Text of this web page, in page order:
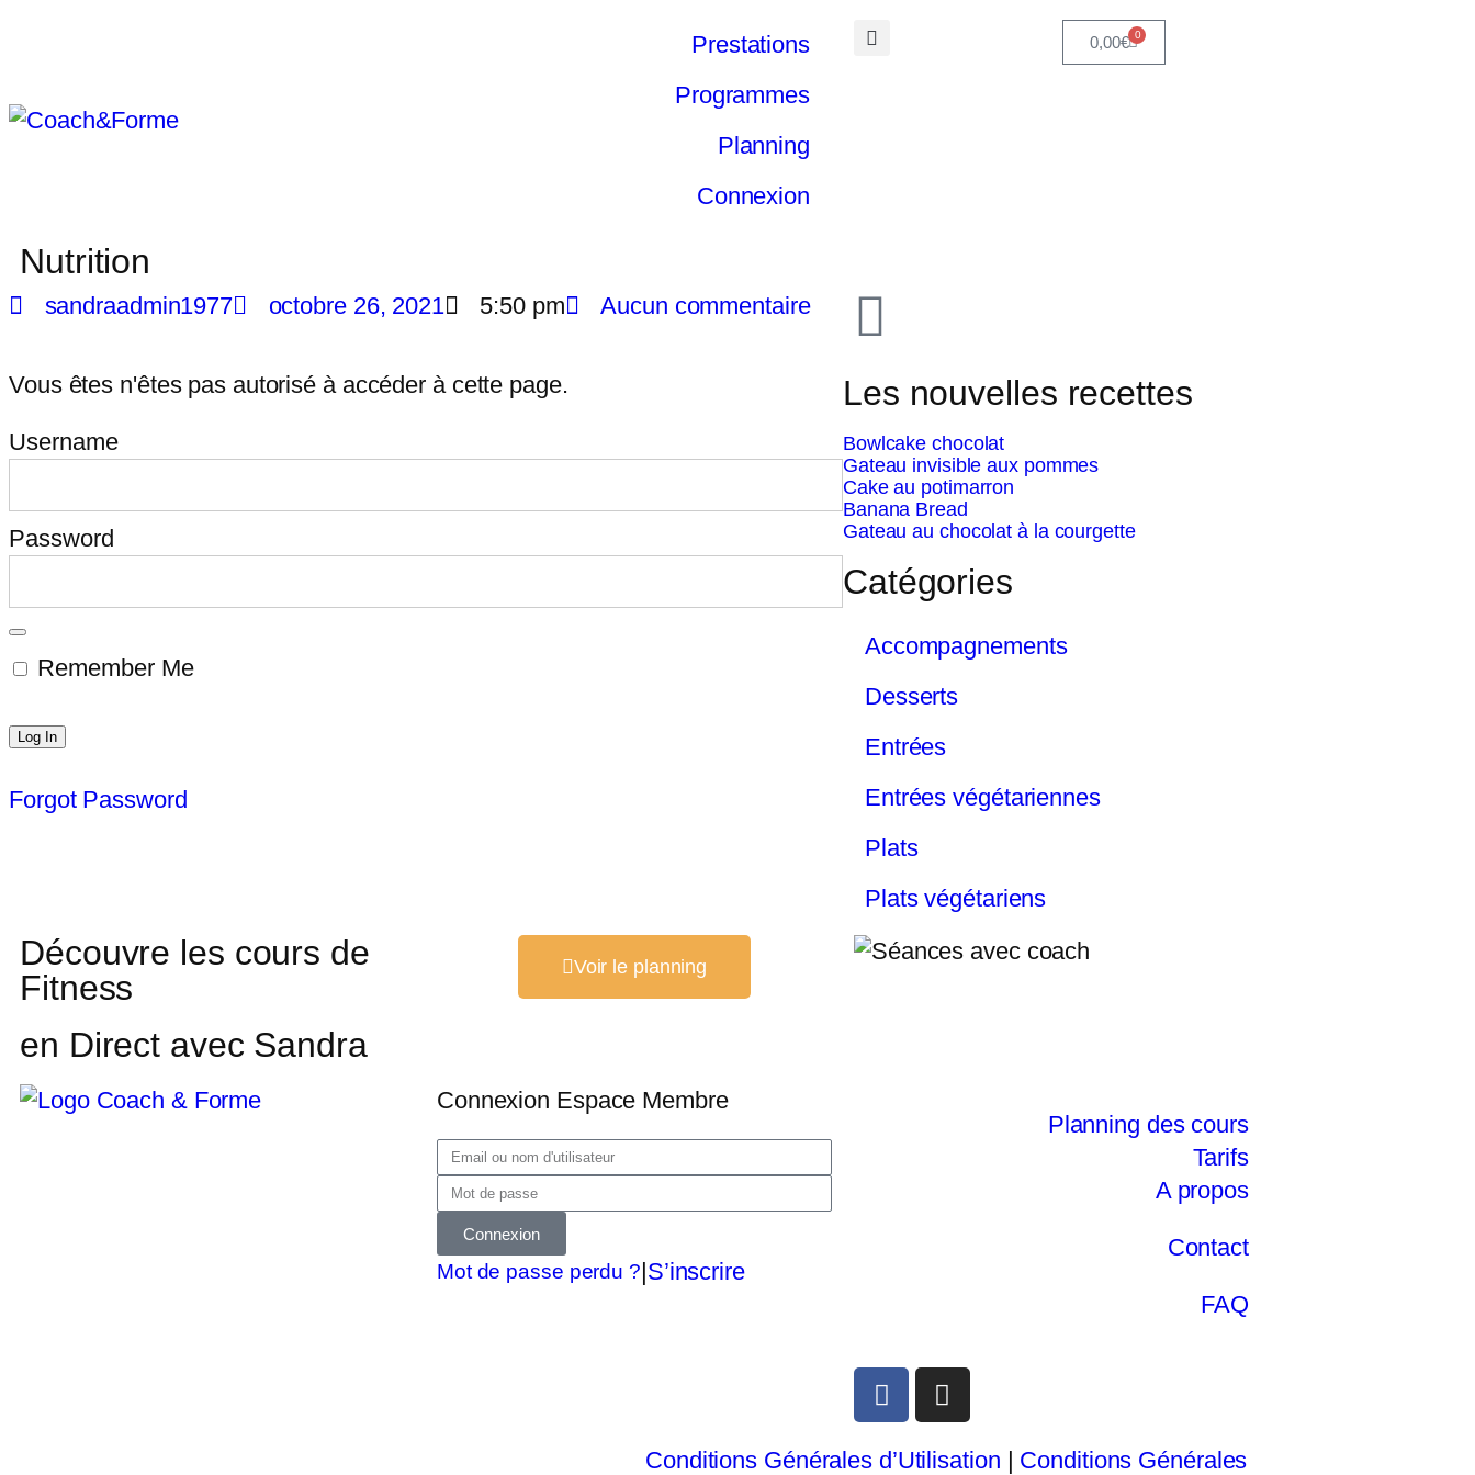
Prestations
Programmes
Planning
Connexion
0,00€ 0
Nutrition
sandraadmin1977 octobre 26, 2021 5:50 pm Aucun commentaire
Vous êtes n'êtes pas autorisé à accéder à cette page.
Username
Password
Remember Me
Forgot Password
Les nouvelles recettes
Bowlcake chocolat
Gateau invisible aux pommes
Cake au potimarron
Banana Bread
Gateau au chocolat à la courgette
Catégories
Accompagnements
Desserts
Entrées
Entrées végétariennes
Plats
Plats végétariens
Découvre les cours de
Fitness
en Direct avec Sandra
Voir le planning
Connexion Espace Membre
Connexion
Mot de passe perdu ?|S’inscrire
Planning des cours
Tarifs
A propos
Contact
FAQ
Conditions Générales d’Utilisation | Conditions Générales